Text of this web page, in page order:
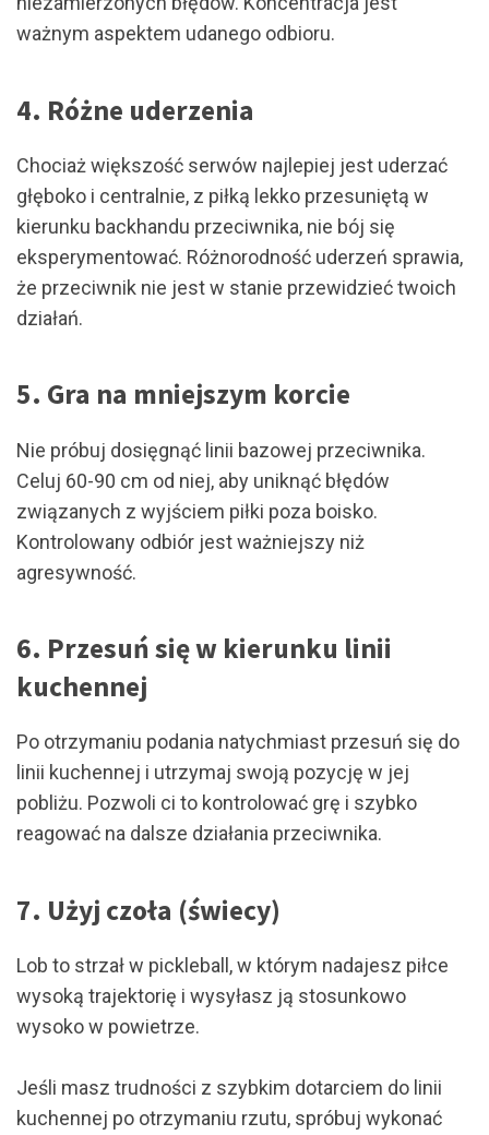
ważnym aspektem udanego odbioru.
4. Różne uderzenia
Chociaż większość serwów najlepiej jest uderzać
głęboko i centralnie, z piłką lekko przesuniętą w
kierunku backhandu przeciwnika, nie bój się
eksperymentować. Różnorodność uderzeń sprawia,
że przeciwnik nie jest w stanie przewidzieć twoich
działań.
5. Gra na mniejszym korcie
Nie próbuj dosięgnąć linii bazowej przeciwnika.
Celuj 60-90 cm od niej, aby uniknąć błędów
związanych z wyjściem piłki poza boisko.
Kontrolowany odbiór jest ważniejszy niż
agresywność.
6. Przesuń się w kierunku linii
kuchennej
Po otrzymaniu podania natychmiast przesuń się do
linii kuchennej i utrzymaj swoją pozycję w jej
pobliżu. Pozwoli ci to kontrolować grę i szybko
reagować na dalsze działania przeciwnika.
7. Użyj czoła (świecy)
Lob to strzał w pickleball, w którym nadajesz piłce
wysoką trajektorię i wysyłasz ją stosunkowo
wysoko w powietrze.
Jeśli masz trudności z szybkim dotarciem do linii
kuchennej po otrzymaniu rzutu, spróbuj wykonać